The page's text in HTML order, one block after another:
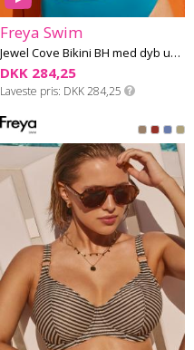
Freya Swim
Jewel Cove Bikini BH med dyb udskæring F-I skål
DKK 284,25
Laveste pris DKK 284,25